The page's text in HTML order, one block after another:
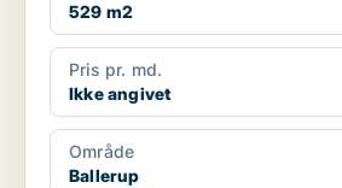
529 m2
Pris pr. md.
Ikke angivet
Område
Ballerup